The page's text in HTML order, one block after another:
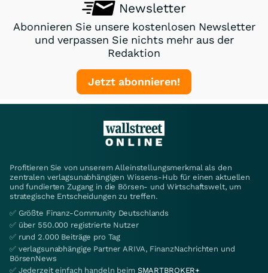
Newsletter
Abonnieren Sie unsere kostenlosen Newsletter
und verpassen Sie nichts mehr aus der
Redaktion
Jetzt abonnieren!
Profitieren Sie von unserem Alleinstellungsmerkmal als den
zentralen verlagsunabhängigen Wissens-Hub für einen aktuellen
und fundierten Zugang in die Börsen- und Wirtschaftswelt, um
strategische Entscheidungen zu treffen.
✅ Größte Finanz-Community Deutschlands
✅ über 550.000 registrierte Nutzer
✅ rund 2.000 Beiträge pro Tag
✅ verlagsunabhängige Partner ARIVA, FinanzNachrichten und
BörsenNews
✅ Jederzeit einfach handeln beim SMARTBROKER+